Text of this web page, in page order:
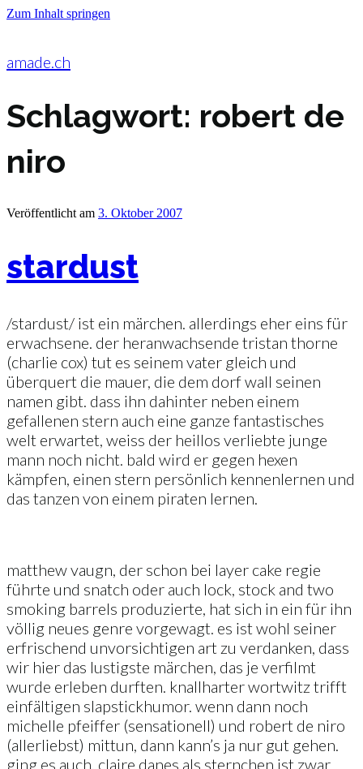
Zum Inhalt springen
amade.ch
Schlagwort: robert de
niro
Veröffentlicht am 3. Oktober 2007
stardust
/stardust/ ist ein märchen. allerdings eher eins für
erwachsene. der heranwachsende tristan thorne
(charlie cox) tut es seinem vater gleich und
überquert die mauer, die dem dorf wall seinen
namen gibt. dass ihn dahinter neben einem
gefallenen stern auch eine ganze fantastisches
welt erwartet, weiss der heillos verliebte junge
mann noch nicht. bald wird er gegen hexen
kämpfen, einen stern persönlich kennenlernen und
das tanzen von einem piraten lernen.
matthew vaugn, der schon bei layer cake regie
führte und snatch oder auch lock, stock and two
smoking barrels produzierte, hat sich in ein für ihn
völlig neues genre vorgewagt. es ist wohl seiner
erfrischend unvorsichtigen art zu verdanken, dass
wir hier das lustigste märchen, das je verfilmt
wurde erleben durften. knallharter wortwitz trifft
einfältigen slapstickhumor. wenn dann noch
michelle pfeiffer (sensationell) und robert de niro
(allerliebst) mittun, dann kann’s ja nur gut gehen.
ging es auch. claire danes als sternchen ist zwar